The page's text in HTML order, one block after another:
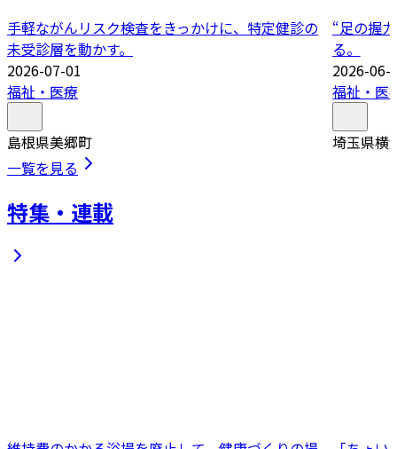
手軽ながんリスク検査をきっかけに、特定健診の
未受診層を動かす。
2026-07-01
福祉・医療
島根県美郷町
“足の握
る。
2026-06-
福祉・医
埼玉県横
一覧を見る
特集・連載